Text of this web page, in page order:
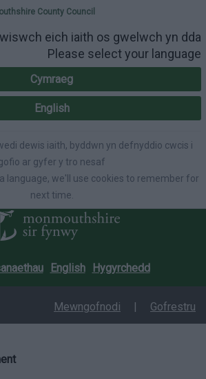
your
County Council
eich iaith os gwelwch yn dda
Please select your language
Cymraeg
English
dewis iaith, byddwn yn defnyddio cwcis i
ar gyfer y tro nesaf
language, we'll use cookies to remember for
next time.
English Hygyrchedd
Mewngofnodi | Gofrestru